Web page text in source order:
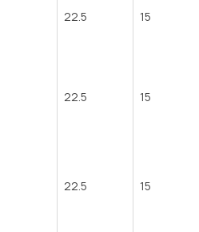
22.5 15
22.5 15
22.5 15